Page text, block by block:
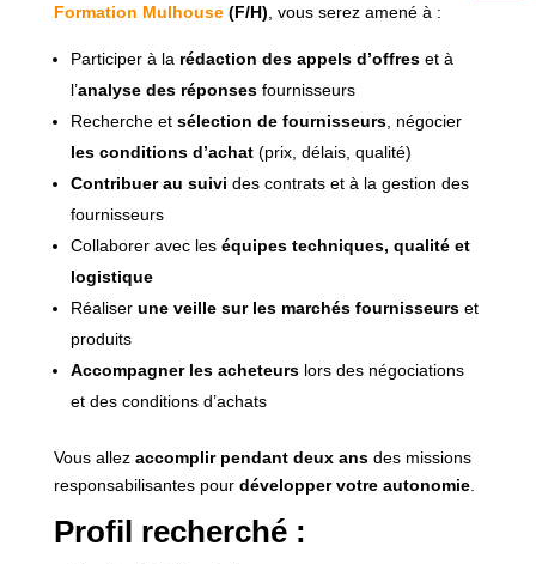
Formation Mulhouse(F/H) , vous serez amené à :
Participer à la rédaction des appels d’offreset à
l’analyse des réponsesfournisseurs
Recherche et sélection de fournisseurs, négocier
les conditions d’achat(prix, délais, qualité)
Contribuer au suivi des contrats et à la gestion des
fournisseurs
Collaborer avec les équipes techniques, qualité et
logistique
Réaliser une veille sur les marchés fournisseurset
produits
Accompagner les acheteurslors des négociations
et des conditions d’achats
Vous allez accomplir pendant deux ansdes missions
responsabilisantes pour développer votre autonomie.
Profil recherché :